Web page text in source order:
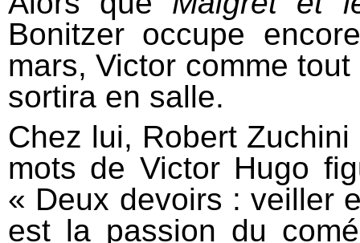
Bonitzer occupe
mars, Victor comme
sortira en salle.
Chez lui, Robert
mots de Victor Hugo
« Deux devoirs : veiller
est la passion du